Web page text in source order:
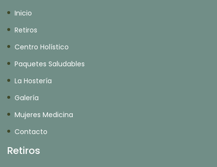
Inicio
Retiros
Centro Holístico
Paquetes Saludables
La Hostería
Galería
Mujeres Medicina
Contacto
Retiros